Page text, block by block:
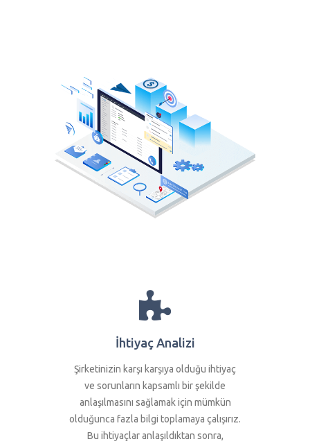
İhtiyaç Analizi
Şirketinizin karşı karşıya olduğu ihtiyaç
ve sorunların kapsamlı bir şekilde
anlaşılmasını sağlamak için mümkün
olduğunca fazla bilgi toplamaya çalışırız.
Bu ihtiyaçlar anlaşıldıktan sonra,